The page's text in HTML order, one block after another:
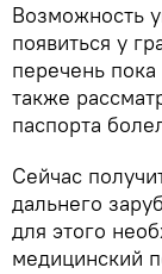
Возможность
появиться у
перечень
также
паспорта
Сейчас
дальнего
для этого
медицинский